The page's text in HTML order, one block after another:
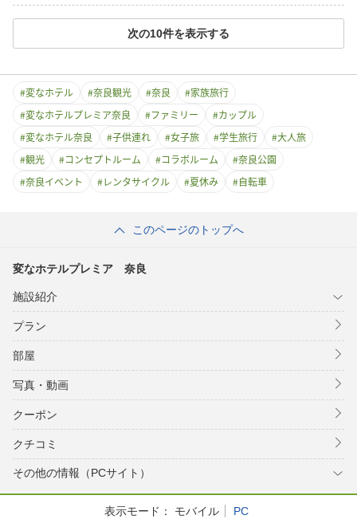
次の10件を表示する
#変なホテル #奈良観光 #奈良 #家族旅行
#変なホテルプレミア奈良 #ファミリー #カップル
#変なホテル奈良 #子供連れ #女子旅 #学生旅行 #大人旅
#観光 #コンセプトルーム #コラボルーム #奈良公園
#奈良イベント #レンタサイクル #夏休み #自転車
このページのトップへ
変なホテルプレミア 奈良
施設紹介
プラン
部屋
写真・動画
クーポン
クチコミ
その他の情報（PCサイト）
表示モード： モバイル PC